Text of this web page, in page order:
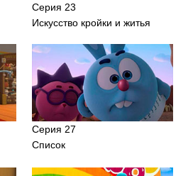
Серия 23
Искусство кройки и житья
Серия 27
Список